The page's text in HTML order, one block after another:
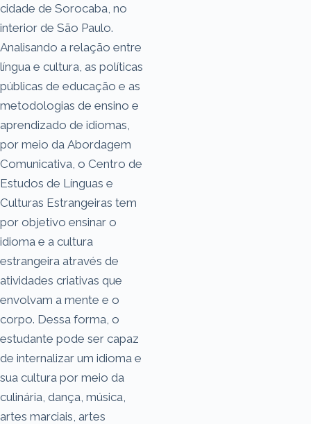
cidade de Sorocaba, no
interior de São Paulo.
Analisando a relação entre
língua e cultura, as políticas
públicas de educação e as
metodologias de ensino e
aprendizado de idiomas,
por meio da Abordagem
Comunicativa, o Centro de
Estudos de Línguas e
Culturas Estrangeiras tem
por objetivo ensinar o
idioma e a cultura
estrangeira através de
atividades criativas que
envolvam a mente e o
corpo. Dessa forma, o
estudante pode ser capaz
de internalizar um idioma e
sua cultura por meio da
culinária, dança, música,
artes marciais, artes